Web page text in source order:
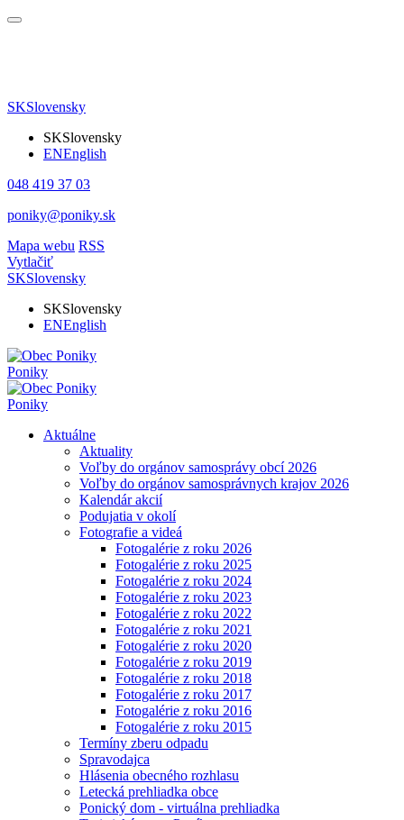
SKSlovensky
SKSlovensky
ENEnglish
048 419 37 03
poniky@poniky.sk
Mapa webu RSS
Vytlačiť
SKSlovensky
SKSlovensky
ENEnglish
Poniky
Poniky
Aktuálne
Aktuality
Voľby do orgánov samosprávy obcí 2026
Voľby do orgánov samosprávnych krajov 2026
Kalendár akcií
Podujatia v okolí
Fotografie a videá
Fotogalérie z roku 2026
Fotogalérie z roku 2025
Fotogalérie z roku 2024
Fotogalérie z roku 2023
Fotogalérie z roku 2022
Fotogalérie z roku 2021
Fotogalérie z roku 2020
Fotogalérie z roku 2019
Fotogalérie z roku 2018
Fotogalérie z roku 2017
Fotogalérie z roku 2016
Fotogalérie z roku 2015
Termíny zberu odpadu
Spravodajca
Hlásenia obecného rozhlasu
Letecká prehliadka obce
Ponický dom - virtuálna prehliadka